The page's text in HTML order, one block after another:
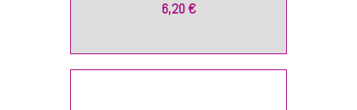
6,20 €